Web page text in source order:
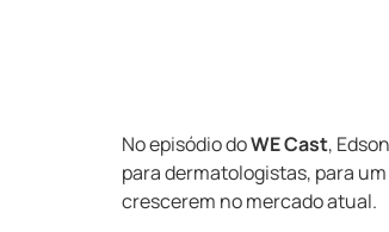
No episódio doWE Cast,
para dermatologistas, para
crescerem no mercado atual.